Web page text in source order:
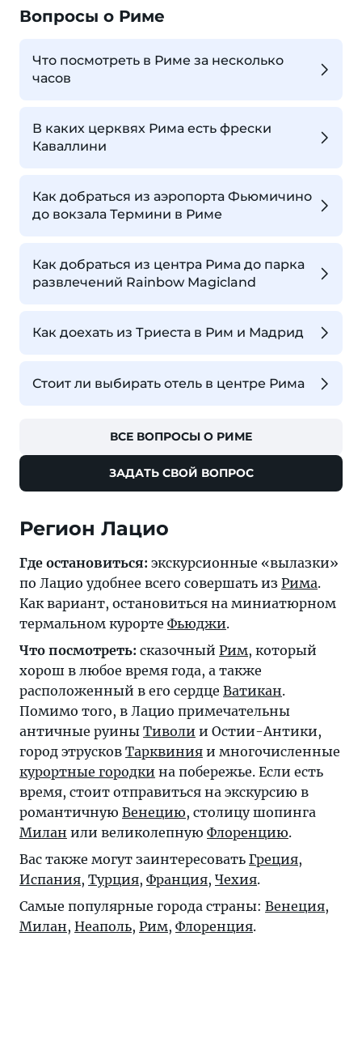
Вопросы о Риме
Что посмотреть в Риме за несколько
часов
В каких церквях Рима есть фрески
Каваллини
Как добраться из аэропорта Фьюмичино
до вокзала Термини в Риме
Как добраться из центра Рима до парка
развлечений Rainbow Magicland
Как доехать из Триеста в Рим и Мадрид
Стоит ли выбирать отель в центре Рима
ВСЕ ВОПРОСЫ О РИМЕ
ЗАДАТЬ СВОЙ ВОПРОС
Регион Лацио
Где остановиться: экскурсионные «вылазки»
по Лацио удобнее всего совершать из Рима.
Как вариант, остановиться на миниатюрном
термальном курорте Фьюджи.
Что посмотреть: сказочный Рим, который
хорош в любое время года, а также
расположенный в его сердце Ватикан.
Помимо того, в Лацио примечательны
античные руины Тиволи и Остии-Антики,
город этрусков Тарквиния и многочисленные
курортные городки на побережье. Если есть
время, стоит отправиться на экскурсию в
романтичную Венецию, столицу шопинга
Милан или великолепную Флоренцию.
Вас также могут заинтересовать Греция,
Испания, Турция, Франция, Чехия.
Самые популярные города страны: Венеция,
Милан, Неаполь, Рим, Флоренция.